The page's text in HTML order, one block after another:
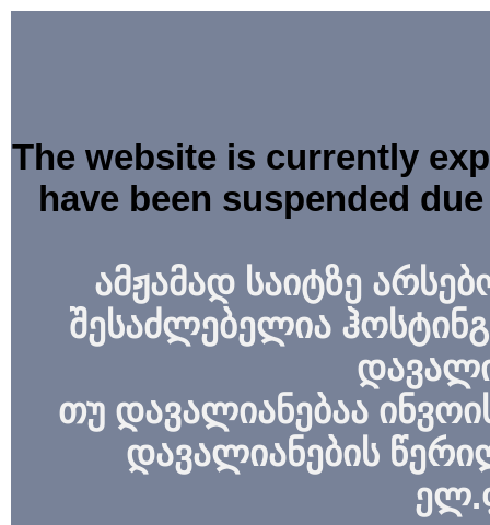
The website is currently
have been suspended
ამჟამად საიტზე
შესაძლებელია
თუ დავალიანებაა
დავალიანების